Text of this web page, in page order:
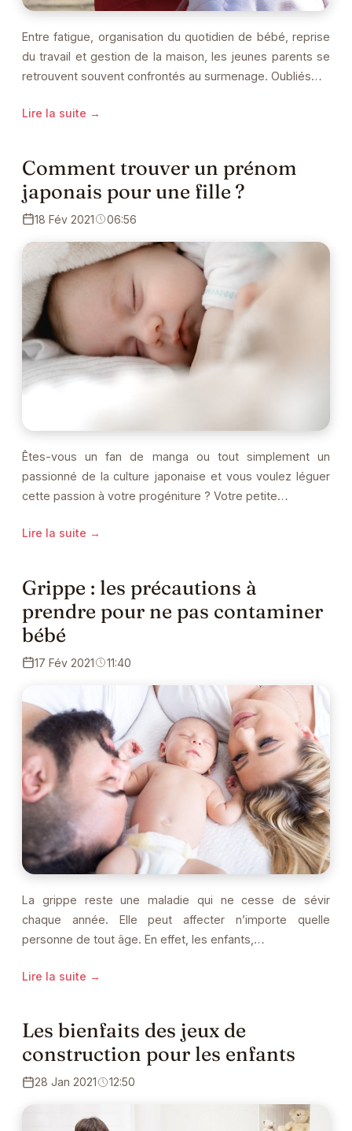
Entre fatigue, organisation du quotidien de bébé, reprise
du travail et gestion de la maison, les jeunes parents se
retrouvent souvent confrontés au surmenage. Oubliés…
Lire la suite →
Comment trouver un prénom
japonais pour une fille ?
18 Fév 2021 06:56
Êtes-vous un fan de manga ou tout simplement un
passionné de la culture japonaise et vous voulez léguer
cette passion à votre progéniture ? Votre petite…
Lire la suite →
Grippe : les précautions à
prendre pour ne pas contaminer
bébé
17 Fév 2021 11:40
La grippe reste une maladie qui ne cesse de sévir
chaque année. Elle peut affecter n’importe quelle
personne de tout âge. En effet, les enfants,…
Lire la suite →
Les bienfaits des jeux de
construction pour les enfants
28 Jan 2021 12:50